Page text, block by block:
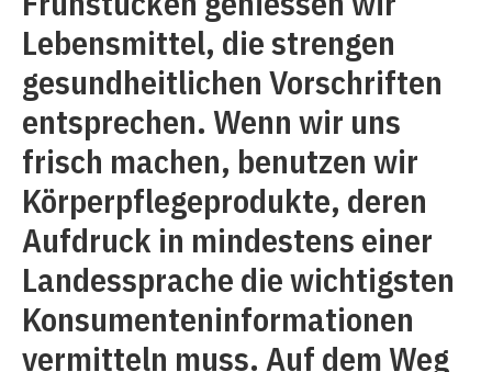
Lebensmittel, die strengen
gesundheitlichen Vorschriften
entsprechen. Wenn wir uns
frisch machen, benutzen wir
Körperpflegeprodukte, deren
Aufdruck in mindestens einer
Landessprache die wichtigsten
Konsumenteninformationen
vermitteln muss. Auf dem Weg